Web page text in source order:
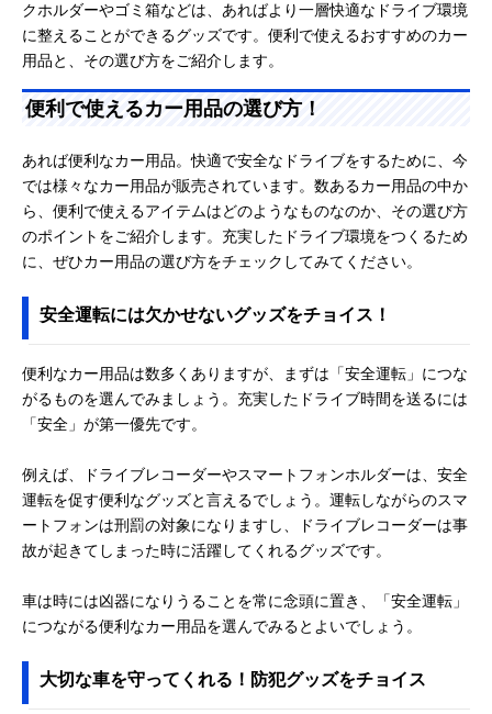
クホルダーやゴミ箱などは、あればより一層快適なドライブ環境
に整えることができるグッズです。便利で使えるおすすめのカー
用品と、その選び方をご紹介します。
便利で使えるカー用品の選び方！
あれば便利なカー用品。快適で安全なドライブをするために、今
では様々なカー用品が販売されています。数あるカー用品の中か
ら、便利で使えるアイテムはどのようなものなのか、その選び方
のポイントをご紹介します。充実したドライブ環境をつくるため
に、ぜひカー用品の選び方をチェックしてみてください。
安全運転には欠かせないグッズをチョイス！
便利なカー用品は数多くありますが、まずは「安全運転」につな
がるものを選んでみましょう。充実したドライブ時間を送るには
「安全」が第一優先です。
例えば、ドライブレコーダーやスマートフォンホルダーは、安全
運転を促す便利なグッズと言えるでしょう。運転しながらのスマ
ートフォンは刑罰の対象になりますし、ドライブレコーダーは事
故が起きてしまった時に活躍してくれるグッズです。
車は時には凶器になりうることを常に念頭に置き、「安全運転」
につながる便利なカー用品を選んでみるとよいでしょう。
大切な車を守ってくれる！防犯グッズをチョイス